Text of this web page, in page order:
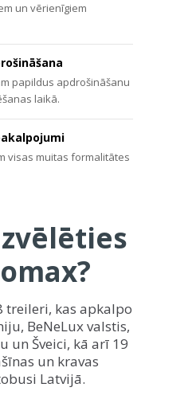
un vērienīgiem
papildus apdrošināšanu
laikā.
visas muitas formalitātes
treileri, kas apkalpo
BeNeLux valstis,
un Šveici, kā arī 19
un kravas
Latvijā.